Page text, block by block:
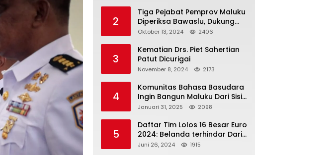
Tertibkan Anggotanya
2
Tiga Pejabat Pemprov Maluku
Diperiksa Bawaslu, Dukung
Paslon 2M
Oktober 13, 2024 2406
3
Kematian Drs. Piet Sahertian
Patut Dicurigai
November 8, 2024 2173
4
Komunitas Bahasa Basudara
Ingin Bangun Maluku Dari Sisi
Bahasa
Januari 31, 2025 2098
5
Daftar Tim Lolos 16 Besar Euro
2024: Belanda terhindar Dari
Spanyol dan Ingriss, Prancis
Juni 26, 2024 1915